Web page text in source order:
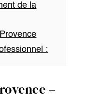
de la
:
–